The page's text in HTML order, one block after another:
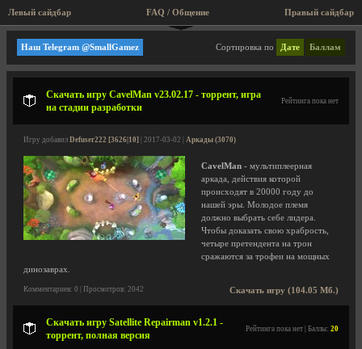
Левый сайдбар Правый сайдбар
FAQ / Общение
Аркады
Сортировка по Дате Баллам
Наш Telegram @SmallGamez
Скачать игру CavelMan v23.02.17 - торрент, игра
на стадии разработки
Рейтинга пока нет
Игру добавил Defuser222 [3626|10] | 2017-03-02 | Аркады (3070)
CavelMan - мультиплеерная
аркада, действия которой
происходят в 20000 году до
нашей эры. Молодое племя
должно выбрать себе лидера.
Чтобы доказать свою храбрость,
четыре претендента на трон
сражаются за трофеи на мощных
динозаврах.
Скачать игру (104.05 Мб.)
Комментариев: 0 | Просмотров: 2042
Скачать игру Satellite Repairman v1.2.1 -
торрент, полная версия
Рейтинга пока нет | Баллы: 20